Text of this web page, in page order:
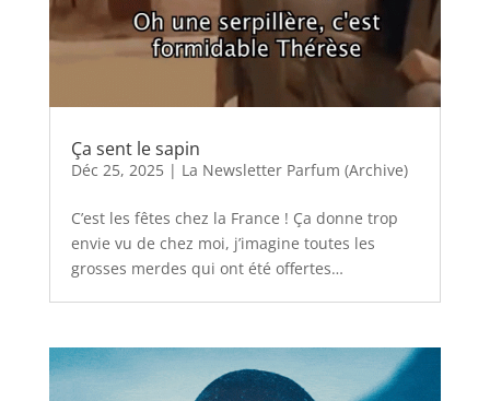
Ça sent le sapin
Déc 25, 2025| La Newsletter Parfum (Archive)
C’est les fêtes chez la France ! Ça donne trop
envie vu de chez moi, j’imagine toutes les
grosses merdes qui ont été offertes…